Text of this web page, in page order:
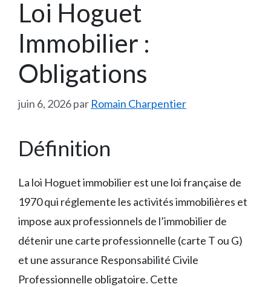
Loi Hoguet
Immobilier :
Obligations
juin 6, 2026par Romain Charpentier
Définition
La loi Hoguet immobilier est une loi française de
1970 qui réglemente les activités immobilières et
impose aux professionnels de l’immobilier de
détenir une carte professionnelle (carte T ou G)
et une assurance Responsabilité Civile
Professionnelle obligatoire. Cette